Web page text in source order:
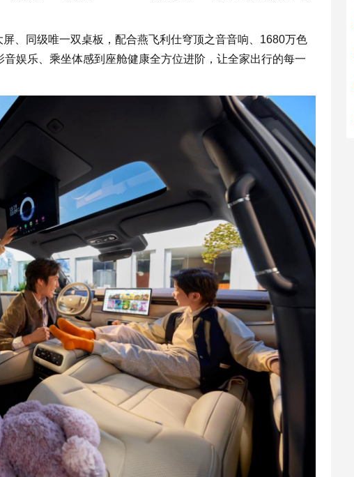
、同级唯一双桌板，配合燕飞利仕穹顶之音音响、1680万色
娱乐、乘坐体感到座舱健康全方位进阶，让全家出行的每一